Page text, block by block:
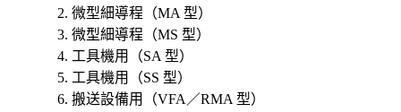
微型細導程（MA 型）
微型細導程（MS 型）
工具機用（SA 型）
工具機用（SS 型）
搬送設備用（VFA／RMA 型）